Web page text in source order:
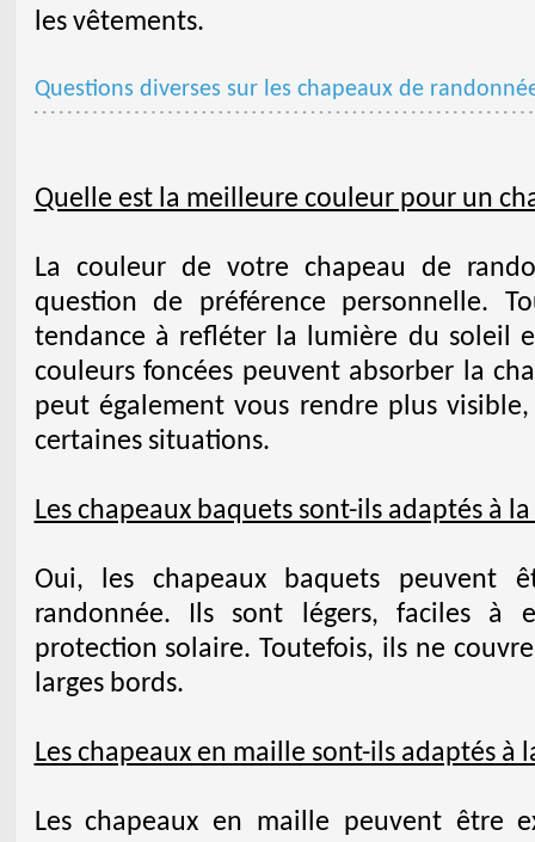
les vêtements.
Questions diverses sur les chapeaux de
Quelle est la meilleure couleur pour un
La couleur de votre chapeau de
question de préférence personnelle.
tendance à refléter la lumière du soleil
couleurs foncées peuvent absorber la
peut également vous rendre plus
certaines situations.
Les chapeaux baquets sont-ils adaptés à
Oui, les chapeaux baquets peuvent
randonnée. Ils sont légers, faciles à
protection solaire. Toutefois, ils ne
larges bords.
Les chapeaux en maille sont-ils adaptés à
Les chapeaux en maille peuvent être